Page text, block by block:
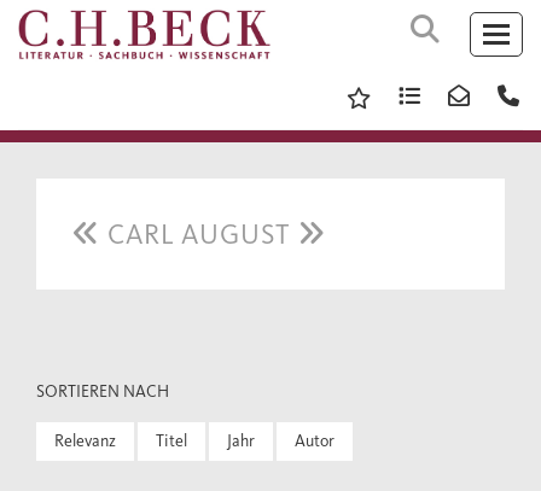
CARL AUGUST
SORTIEREN NACH
Relevanz Titel Jahr Autor